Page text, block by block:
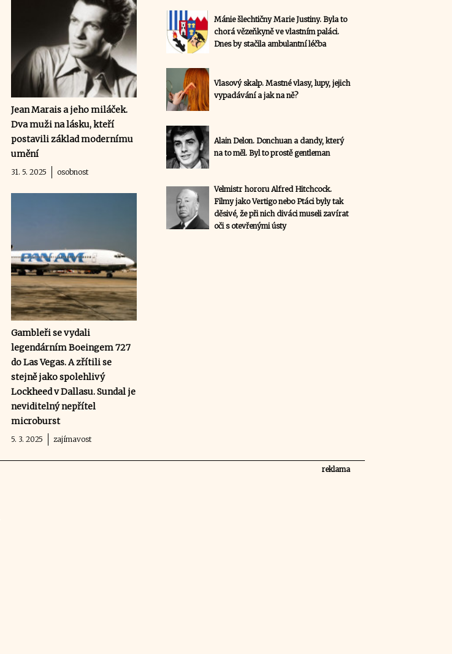
Jean Marais a jeho miláček.
Dva muži na lásku, kteří
postavili základ modernímu
umění
31. 5. 2025 osobnost
Gambleři se vydali
legendárním Boeingem 727
do Las Vegas. A zřítili se
stejně jako spolehlivý
Lockheed v Dallasu. Sundal je
neviditelný nepřítel
microburst
5. 3. 2025 zajímavost
Mánie šlechtičny Marie Justiny. Byla to
chorá vězeňkyně ve vlastním paláci.
Dnes by stačila ambulantní léčba
Vlasový skalp. Mastné vlasy, lupy, jejich
vypadávání a jak na ně?
Alain Delon. Donchuan a dandy, který
na to měl. Byl to prostě gentleman
Velmistr hororu Alfred Hitchcock.
Filmy jako Vertigo nebo Ptáci byly tak
děsivé, že při nich diváci museli zavírat
oči s otevřenými ústy
reklama